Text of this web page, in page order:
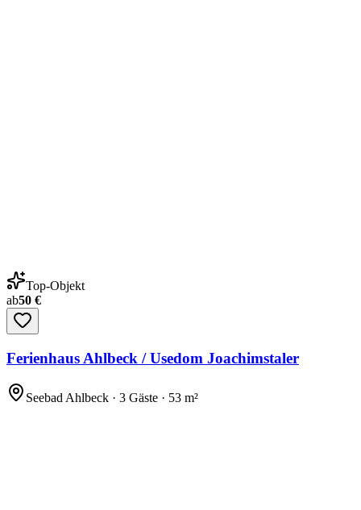
Top-Objekt
ab50 €
Ferienhaus Ahlbeck / Usedom Joachimstaler
Seebad Ahlbeck · 3 Gäste · 53 m²